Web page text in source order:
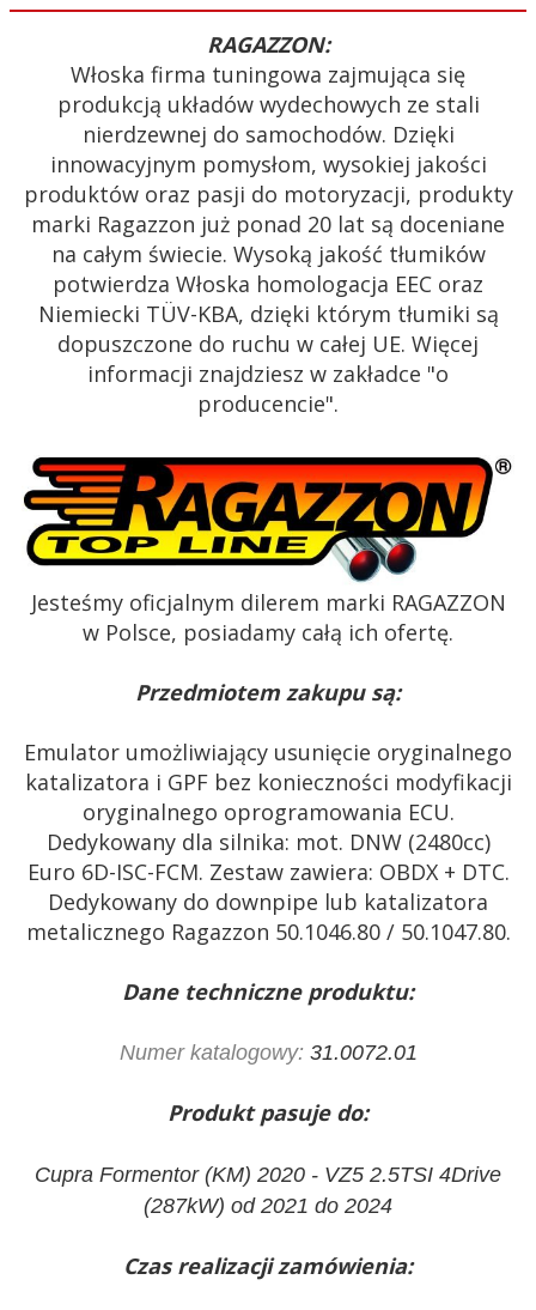
RAGAZZON:
Włoska firma tuningowa zajmująca się
produkcją układów wydechowych ze stali
nierdzewnej do samochodów. Dzięki
innowacyjnym pomysłom, wysokiej jakości
produktów oraz pasji do motoryzacji, produkty
marki Ragazzon już ponad 20 lat są doceniane
na całym świecie. Wysoką jakość tłumików
potwierdza Włoska homologacja EEC oraz
Niemiecki TÜV-KBA, dzięki którym tłumiki są
dopuszczone do ruchu w całej UE. Więcej
informacji znajdziesz w zakładce "o
producencie".
Jesteśmy oficjalnym dilerem marki RAGAZZON
w Polsce, posiadamy całą ich ofertę.
Przedmiotem zakupu są:
Emulator umożliwiający usunięcie oryginalnego
katalizatora i GPF bez konieczności modyfikacji
oryginalnego oprogramowania ECU.
Dedykowany dla silnika: mot. DNW (2480cc)
Euro 6D-ISC-FCM. Zestaw zawiera: OBDX + DTC.
Dedykowany do downpipe lub katalizatora
metalicznego Ragazzon 50.1046.80 / 50.1047.80.
Dane techniczne produktu:
Numer katalogowy:31.0072.01
Produkt pasuje do:
Cupra Formentor (KM) 2020 - VZ5 2.5TSI 4Drive
(287kW) od 2021 do 2024
Czas realizacji zamówienia: